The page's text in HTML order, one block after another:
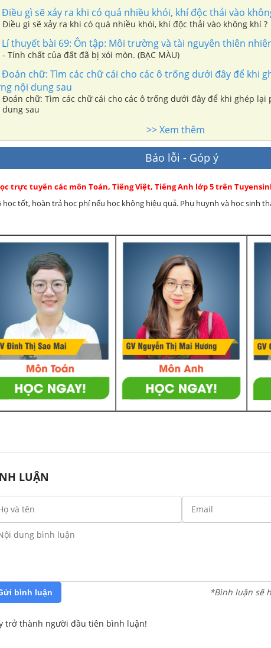
Điều gì sẽ xảy ra khi có quá nhiều khói, khí độc thải vào
Điều gì sẽ xảy ra khi có quá nhiều khói, khí độc thải vào không khí ?
Lí thuyết bài 69: Ôn tập: Môi trường và tài nguyên thiên
- Tính chất của đất đã bị xói mòn. (BẠC MÀU)
Đoán chữ: Tìm các chữ cái cho các ô trống dưới đây để khi
nội dung sau
Đoán chữ: Tìm các chữ cái cho các ô trống dưới đây để khi ghép
dung sau
>> Xem thêm
Báo lỗi - Góp ý
trực tuyến các môn Toán, Tiếng Việt, Tiếng Anh lớp 5 trên
học tốt, hoàn trả học phí nếu học không hiệu quả. Phụ huynh và học sinh
LUẬN
bình luận *Bình luận sẽ
trở thành người đầu tiên bình luận!